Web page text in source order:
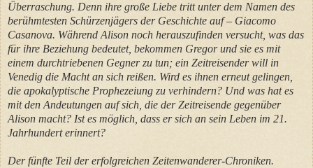
Überraschung. Denn ihre große Liebe tritt unter dem Namen des
berühmtesten Schürzenjägers der Geschichte auf – Giacomo
Casanova. Während Alison noch herauszufinden versucht, was das
für ihre Beziehung bedeutet, bekommen Gregor und sie es mit
einem durchtriebenen Gegner zu tun; ein Zeitreisender will in
Venedig die Macht an sich reißen. Wird es ihnen erneut gelingen,
die apokalyptische Prophezeiung zu verhindern? Und was hat es
mit den Andeutungen auf sich, die der Zeitreisende gegenüber
Alison macht? Ist es möglich, dass er sich an sein Leben im 21.
Jahrhundert erinnert?
Der fünfte Teil der erfolgreichen Zeitenwanderer-Chroniken.